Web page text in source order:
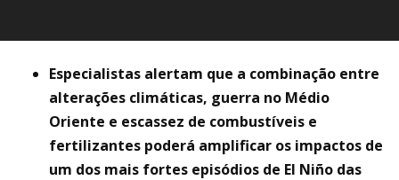
Especialistas alertam que a combinação entre
alterações climáticas, guerra no Médio
Oriente e escassez de combustíveis e
fertilizantes poderá amplificar os impactos de
um dos mais fortes episódios de El Niño das